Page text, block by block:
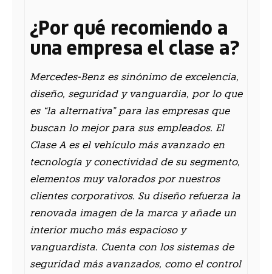
¿Por qué recomiendo a
una empresa el clase a?
Mercedes-Benz es sinónimo de excelencia,
diseño, seguridad y vanguardia, por lo que
es “la alternativa” para las empresas que
buscan lo mejor para sus empleados. El
Clase A es el vehículo más avanzado en
tecnología y conectividad de su segmento,
elementos muy valorados por nuestros
clientes corporativos. Su diseño refuerza la
renovada imagen de la marca y añade un
interior mucho más espacioso y
vanguardista. Cuenta con los sistemas de
seguridad más avanzados, como el control